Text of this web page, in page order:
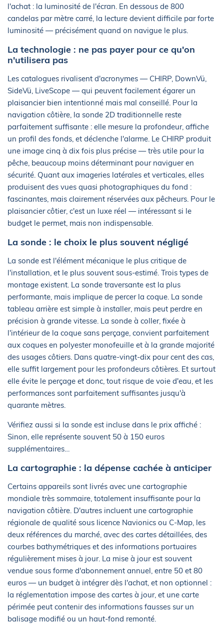
l'achat : la luminosité de l'écran. En dessous de 800
candelas par mètre carré, la lecture devient difficile par forte
luminosité — précisément quand on navigue le plus.
La technologie : ne pas payer pour ce qu'on
n'utilisera pas
Les catalogues rivalisent d'acronymes — CHIRP, DownVü,
SideVü, LiveScope — qui peuvent facilement égarer un
plaisancier bien intentionné mais mal conseillé. Pour la
navigation côtière, la sonde 2D traditionnelle reste
parfaitement suffisante : elle mesure la profondeur, affiche
un profil des fonds, et déclenche l'alarme. Le CHIRP produit
une image cinq à dix fois plus précise — très utile pour la
pêche, beaucoup moins déterminant pour naviguer en
sécurité. Quant aux imageries latérales et verticales, elles
produisent des vues quasi photographiques du fond :
fascinantes, mais clairement réservées aux pêcheurs. Pour le
plaisancier côtier, c'est un luxe réel — intéressant si le
budget le permet, mais non indispensable.
La sonde : le choix le plus souvent négligé
La sonde est l'élément mécanique le plus critique de
l'installation, et le plus souvent sous-estimé. Trois types de
montage existent. La sonde traversante est la plus
performante, mais implique de percer la coque. La sonde
tableau arrière est simple à installer, mais peut perdre en
précision à grande vitesse. La sonde à coller, fixée à
l'intérieur de la coque sans perçage, convient parfaitement
aux coques en polyester monofeuille et à la grande majorité
des usages côtiers. Dans quatre-vingt-dix pour cent des cas,
elle suffit largement pour les profondeurs côtières. Et surtout
elle évite le perçage et donc, tout risque de voie d'eau, et les
performances sont parfaitement suffisantes jusqu'à
quarante mètres.
Vérifiez aussi si la sonde est incluse dans le prix affiché :
Sinon, elle représente souvent 50 à 150 euros
supplémentaires…
La cartographie : la dépense cachée à anticiper
Certains appareils sont livrés avec une cartographie
mondiale très sommaire, totalement insuffisante pour la
navigation côtière. D'autres incluent une cartographie
régionale de qualité sous licence Navionics ou C-Map, les
deux références du marché, avec des cartes détaillées, des
courbes bathymétriques et des informations portuaires
régulièrement mises à jour. La mise à jour est souvent
vendue sous forme d'abonnement annuel, entre 50 et 80
euros — un budget à intégrer dès l'achat, et non optionnel :
la réglementation impose des cartes à jour, et une carte
périmée peut contenir des informations fausses sur un
balisage modifié ou un haut-fond remonté.